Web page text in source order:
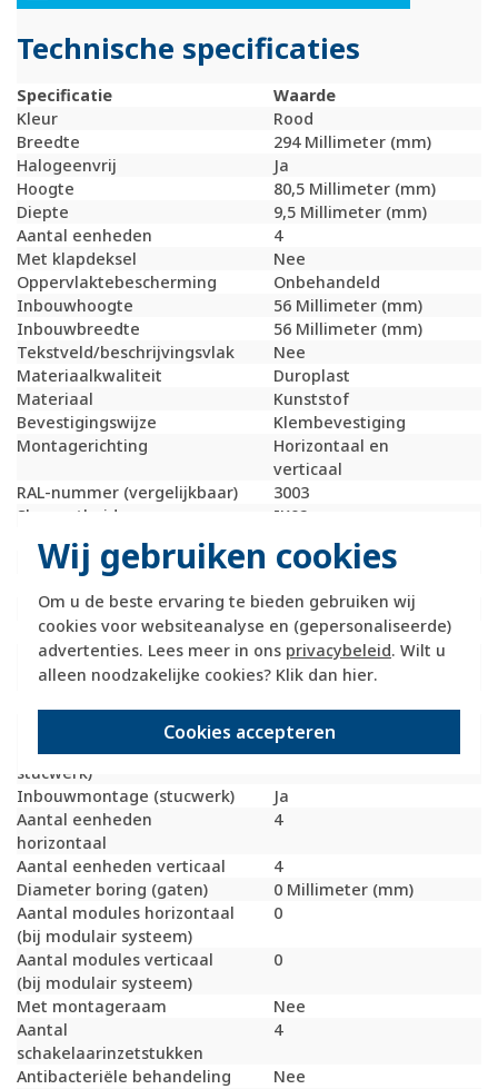
Wij gebruiken cookies
Om u de beste ervaring te bieden gebruiken wij
cookies voor websiteanalyse en (gepersonaliseerde)
advertenties. Lees meer in ons privacybeleid. Wilt u
alleen noodzakelijke cookies? Klik dan hier.
Cookies accepteren
Technische specificaties
Specificatie
Waarde
Kleur
Rood
Breedte
294 Millimeter (mm)
Halogeenvrij
Ja
Hoogte
80,5 Millimeter (mm)
Diepte
9,5 Millimeter (mm)
Aantal eenheden
4
Met klapdeksel
Nee
Oppervlaktebescherming
Onbehandeld
Inbouwhoogte
56 Millimeter (mm)
Inbouwbreedte
56 Millimeter (mm)
Tekstveld/beschrijvingsvlak
Nee
Materiaalkwaliteit
Duroplast
Materiaal
Kunststof
Bevestigingswijze
Klembevestiging
Montagerichting
Horizontaal en
verticaal
RAL-nummer (vergelijkbaar)
3003
Slagvastheid
IK02
Beschermingsgraad (IP)
Geschikt voor vloerpot
Nee
Uitvoering oppervlakte
Glanzend
Geschikt voor wandgoot
Ja
Geschikt voor
inbouwinstallatie (stucwerk)
Ja
inbouwinstallatie (geen
stucwerk)
Ja
Inbouwmontage (stucwerk)
Ja
Aantal eenheden
horizontaal
4
Aantal eenheden verticaal
4
Diameter boring (gaten)
0 Millimeter (mm)
Aantal modules horizontaal
(bij modulair systeem)
0
Aantal modules verticaal
(bij modulair systeem)
0
Met montageraam
Nee
Aantal
schakelaarinzetstukken
4
Antibacteriële behandeling Nee